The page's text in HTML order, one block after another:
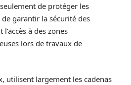
de protéger les
garantir la sécurité des
à des zones
lors de travaux de
utilisent largement les cadenas